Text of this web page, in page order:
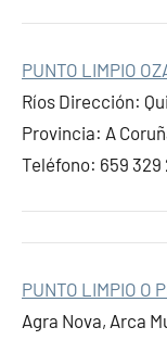
PUNTO LIMPIO
Ríos Dirección:
Provincia: A
Teléfono: 659 329
PUNTO LIMPIO O
Agra Nova, Arca